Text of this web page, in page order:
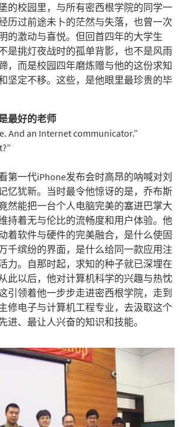
的校园里，与所有密西根学院的同学一
历过前途未卜的茫然与失落，也曾一次
的激动与喜悦。但回首四年的大学生
是挑灯夜战时的孤单背影，也不是风雨
，而是校园四年磨炼赠与他的这份求知
坚定不移。这些，是他眼里最珍贵的毕
最好的老师
And an Internet communicator.”
第一代iPhone发布会时高昂的呐喊对刘
忆犹新。当时最令他惊讶的是，乔布斯
然能把一台个人电脑完美的塞进巴掌大
持着无与伦比的流畅度和用户体验。他
着软件与硬件的完美融合，是什么使固
千缤纷的界面，是什么给同一款应用注
力。自那时起，求知的种子就已深埋在
此以后，他对计算机科学的兴趣与热忱
引领着他一步步走进密西根学院，走到
修电子与计算机工程专业，去汲取这个
进、最让人兴奋的知识和技能。